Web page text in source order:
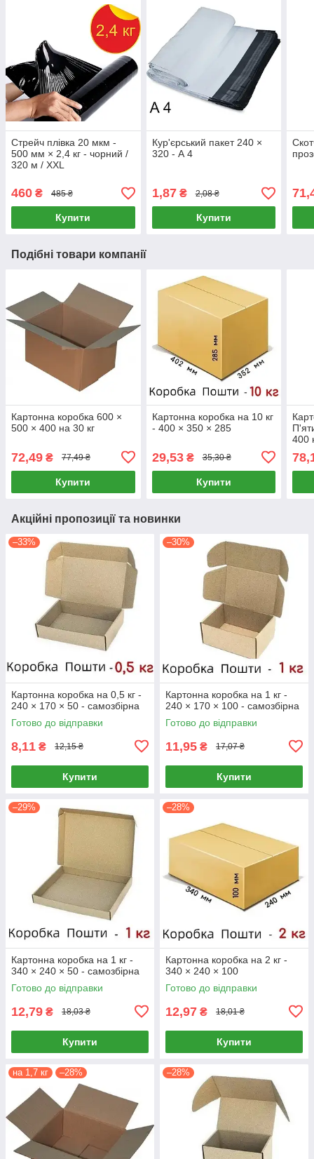
Стрейч плівка 20 мкм -
500 мм × 2,4 кг - чорний /
320 м / XXL
460 ₴ 485 ₴
Купити
Кур'єрський пакет 240 ×
320 - А 4
1,87₴ 2,08 ₴
Купити
Подібні товари компанії
Картонна коробка 600 ×
500 × 400 на 30 кг
72,49 ₴ 77,49 ₴
Купити
Картонна коробка на 10 кг
- 400 × 350 × 285
29,53₴ 35,30 ₴
Купити
400
Акційні пропозиції та новинки
–33%
Картонна коробка на 0,5 кг -
240 × 170 × 50 - самозбірна
Готово до відправки
8,11 ₴ 12,15 ₴
Купити
–30%
Картонна коробка на 1 кг -
240 × 170 × 100 - самозбірна
Готово до відправки
11,95 ₴ 17,07 ₴
Купити
–29%
Картонна коробка на 1 кг -
340 × 240 × 50 - самозбірна
Готово до відправки
12,79 ₴ 18,03 ₴
Купити
–28%
Картонна коробка на 2 кг -
340 × 240 × 100
Готово до відправки
12,97 ₴ 18,01 ₴
Купити
на 1,7 кг –28% –28%